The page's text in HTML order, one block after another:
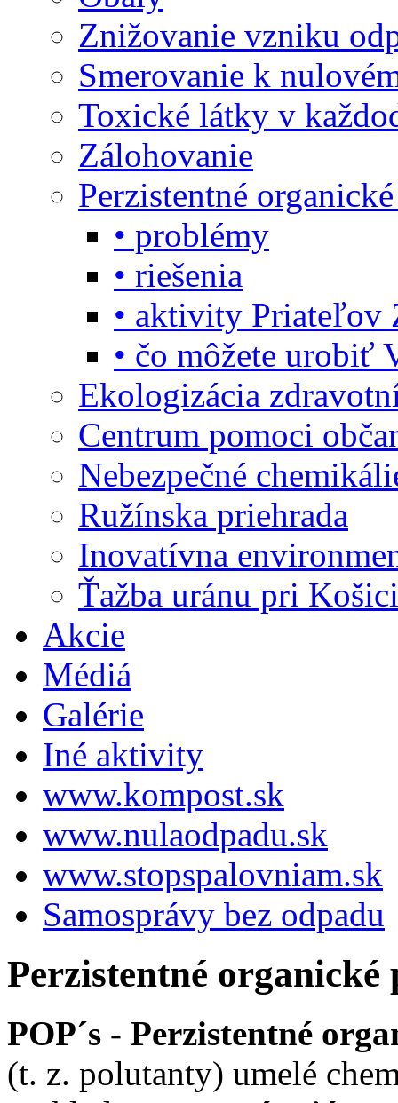
Znižovanie vzniku
Smerovanie k
Toxické látky v
Zálohovanie
Perzistentné
• problémy
• riešenia
• aktivity Priateľov
• čo môžete urobiť
Ekologizácia
Centrum pomoci
Nebezpečné
Ružínska priehrada
Inovatívna
Ťažba uránu pri
Akcie
Médiá
Galérie
Iné aktivity
www.kompost.sk
www.nulaodpadu.sk
www.stopspalovniam.sk
Samosprávy bez odpadu
Perzistentné
POP´s - Perzistentné
(t. z. polutanty) umelé